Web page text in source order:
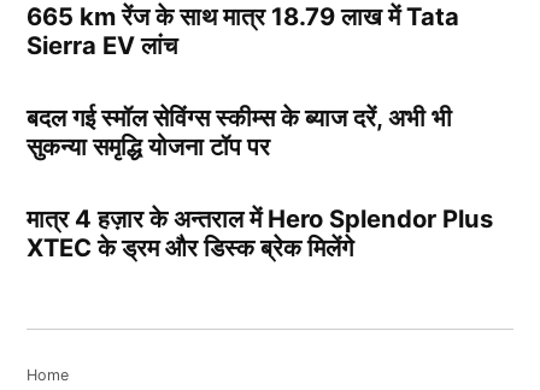
665 km रेंज के साथ मात्र 18.79 लाख में Tata
Sierra EV लांच
बदल गई स्मॉल सेविंग्स स्कीम्स के ब्याज दरें, अभी भी
सुकन्या समृद्धि योजना टॉप पर
मात्र 4 हज़ार के अन्तराल में Hero Splendor Plus
XTEC के ड्रम और डिस्क ब्रेक मिलेंगे
Home